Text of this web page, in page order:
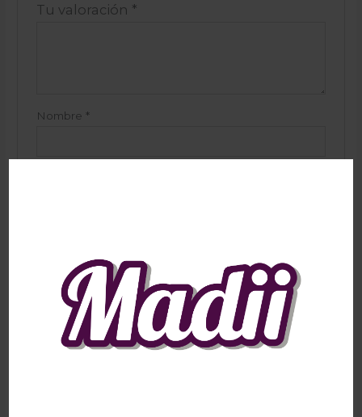
Tu valoración *
Nombre *
este navegador para la próxima vez que comente.